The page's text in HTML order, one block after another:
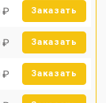
₽ Заказать
₽ Заказать
₽ Заказать